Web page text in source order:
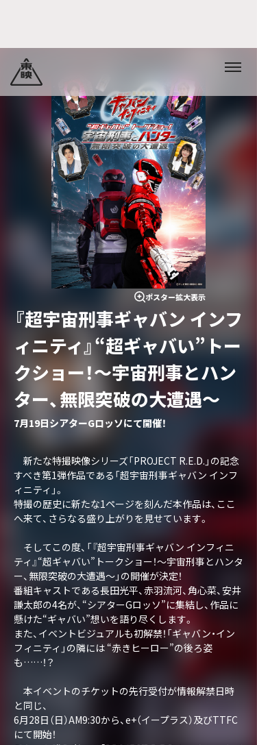
『超宇宙刑事ギャバン インフ
ィニティ』“超ギャバい”トー
クショー！～宇宙刑事とハン
ター、無限突破の大遭遇～
7月19日シアターGロッソにて開催！
新たな特撮映像シリーズ「PROJECT R.E.D.」の記念
すべき第1弾作品である「超宇宙刑事ギャバン インフ
ィニティ」。
特撮の歴史に新たな1ページを刻んだ本作品は、ここ
へ来て、さらなる盛り上がりを見せています。
そしてこの度、「『超宇宙刑事ギャバン インフィニ
ティ』“超ギャバい”トークショー！～宇宙刑事とハンタ
ー、無限突破の大遭遇～」の開催が決定！
番組キャストである長田光平、赤羽流河、角心菜、安井
謙太郎の4名が、“シアターGロッソ”に集結し、作品に
懸けた“ギャバい”想いを語り尽くします。
また、イベントビジュアルも初解禁！「ギャバン・イン
フィニティ」の隣には “赤きヒーロー”の後ろ姿
も……！？
本イベントのチケットの先行受付が情報解禁日時
と同じ、
6月28日（日）AM9:30から、e+（イープラス）及びTTFC
にて開始！